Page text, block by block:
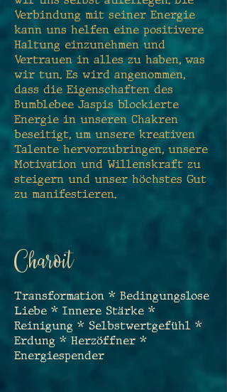
Verbindung mit seiner Energie
kann uns helfen eine positivere
Haltung einzunehmen und
Vertrauen in alles zu haben, was
wir tun. Es wird angenommen,
dass die Eigenschaften des
Bumblebee Jaspis blockierte
Energie in unseren Chakren
beseitigt, um unsere kreativen
Talente hervorzubringen, unsere
Motivation und Willenskraft zu
steigern und unser höchstes Gut
zu manifestieren.
Charoit
Transformation * Bedingungslose
Liebe * Innere Stärke *
Reinigung * Selbstwertgefühl *
Erdung * Herzöffner *
Energiespender